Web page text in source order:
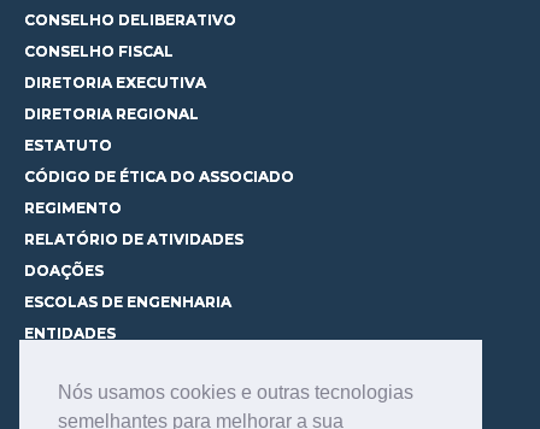
Nós usamos cookies e outras tecnologias
semelhantes para melhorar a sua
CONSELHO DELIBERATIVO
CONSELHO FISCAL
DIRETORIA EXECUTIVA
DIRETORIA REGIONAL
ESTATUTO
CÓDIGO DE ÉTICA DO ASSOCIADO
REGIMENTO
RELATÓRIO DE ATIVIDADES
DOAÇÕES
ESCOLAS DE ENGENHARIA
ENTIDADES
CURSOS